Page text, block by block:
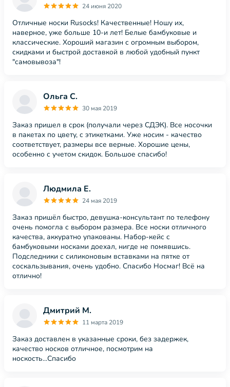
24 июня 2020
Отличные носки Rusocks! Качественные! Ношу их,
наверное, уже больше 10-и лет! Белые бамбуковые и
классические. Хороший магазин с огромным выбором,
скидками и быстрой доставкой в любой удобный пункт
"самовывоза"!
Ольга С.
30 мая 2019
Заказ пришел в срок (получали через СДЭК). Все носочки
в пакетах по цвету, с этикетками. Уже носим - качество
соответствует, размеры все верные. Хорошие цены,
особенно с учетом скидок. Большое спасибо!
Людмила Е.
24 мая 2019
Заказ пришёл быстро, девушка-консультант по телефону
очень помогла с выбором размера. Все носки отличного
качества, аккуратно упакованы. Набор-кейс с
бамбуковыми носками доехал, нигде не помявшись.
Подследники с силиконовым вставками на пятке от
соскальзывания, очень удобно. Спасибо Носмаг! Всё на
отлично!
Дмитрий М.
11 марта 2019
Заказ доставлен в указанные сроки, без задержек,
качество носков отличное, посмотрим на
носкость...Спасибо